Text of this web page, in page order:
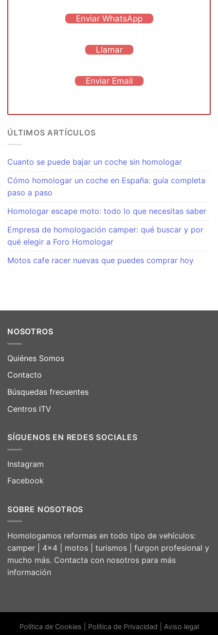
Enviar WhatsApp
Llamar
Enviar Email
ÚLTIMOS ARTÍCULOS
Cuanto se puede bajar un coche sin homologar
Cómo homologar un coche en España: guía completa
paso a paso
Homologar escape moto: todo lo que necesitas saber
Empresa de homologación camper: qué buscar y por
qué elegir a Foro Homologar
Motos cafe racer nuevas que puedes comprar hoy
NOSOTROS
Quiénes Somos
Contacto
Búsquedas frecuentes
Centros ITV
SÍGUENOS EN REDES SOCIALES
Instagram
Facebook
SOBRE NOSOTROS
Homologamos reformas en todo tipo de vehículos:
camper | 4×4 | motos | turismos | furgon profesional y
mucho más. Contacta con nosotros para más
información
Política de Cookies Política de Privacidad Aviso legal